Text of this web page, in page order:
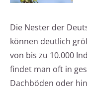
Die Nester der
können deutlich
von bis zu 10.000
findet man oft in
Dachböden oder